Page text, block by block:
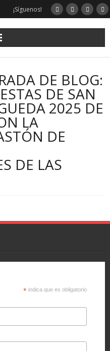
¡Síguenos!
DE BLOG:
DE SAN
2025 DE
LA
DE
DE LAS
* indica que es obligatorio